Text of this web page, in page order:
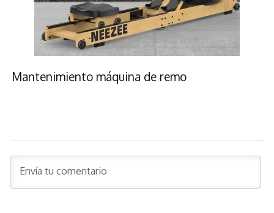
Mantenimiento máquina de remo